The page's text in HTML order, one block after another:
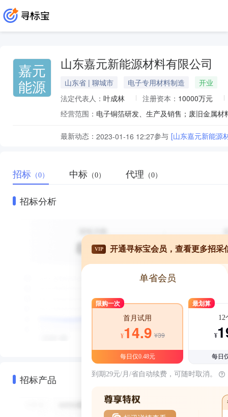
嘉元
能源
山东嘉元新能源材料有限公司
山东省 | 聊城市 电子专用材料制造
开业
法定代表人： 叶成林 注册资本： 10000万元
经营范围：
最新动态： 2023-01-16 12:27参与 [山东嘉元新能源
招标 （0） 中标 （0） 代理 （0）
招标分析
招标产品
VIP 开通寻标宝会员，查看更多招采
单省会员
限购一次
首月试用
¥14.9 ¥39
每日仅0.48元
最划算
12
¥
每日
到期29元/月/省自动续费，可随时取消。